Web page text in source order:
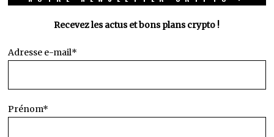
Recevez les actus et bons plans crypto !
Adresse e-mail*
Prénom*